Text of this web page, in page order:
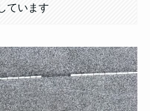
ています